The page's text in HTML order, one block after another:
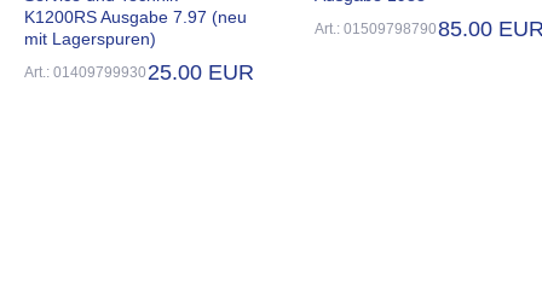
K1200RS Ausgabe 7.97 (neu
mit Lagerspuren)
Art.: 01409799930 25.00 EUR
Art.: 0150979879085.00